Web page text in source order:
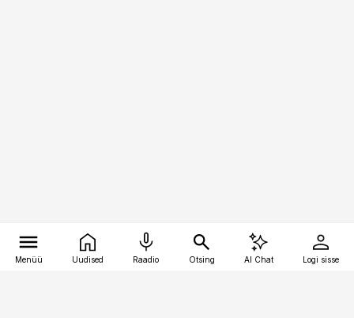
Menüü Uudised Raadio Otsing AI Chat Logi sisse